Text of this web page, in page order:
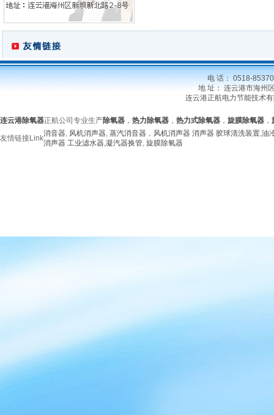
电 话： 0518-
地 址： 连云港市海州
连云港正航电力节能技术
连云港除氧器正航公司专业生产除氧器 ， 热力除氧器 ， 热力式除氧器 ， 旋膜除氧器 ，
友情链接Link
消音器, 风机消声器, 蒸汽消音器 ， 风机消声器 消声器 胶球清洗装置,油
消声器 工业滤水器,凝汽器换管, 旋膜除氧器